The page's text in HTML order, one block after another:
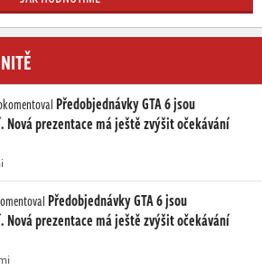
Předobjednávky GTA 6 jsou
Nová prezentace má ještě zvýšit očekávání
Předobjednávky GTA 6 jsou
Nová prezentace má ještě zvýšit očekávání